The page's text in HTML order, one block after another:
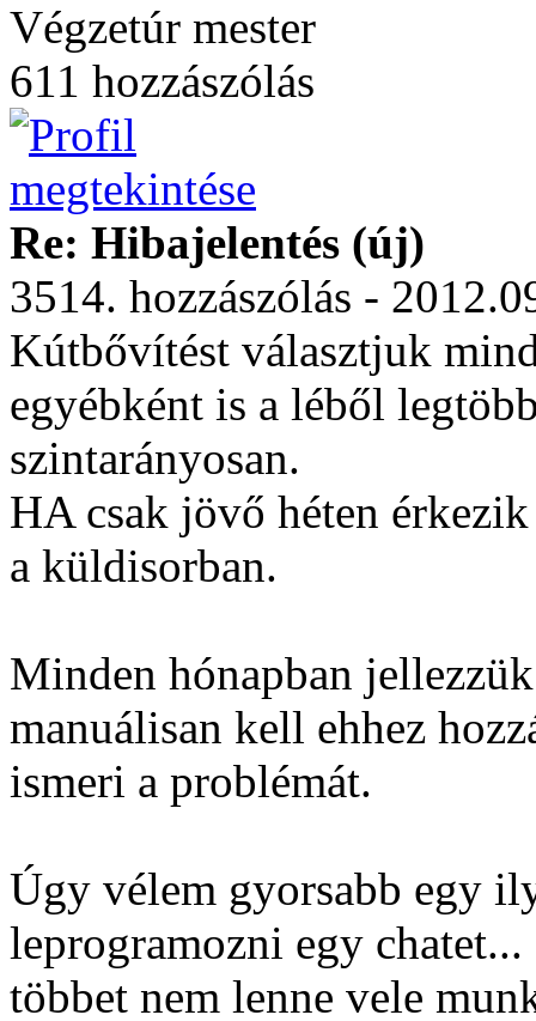
Végzetúr mester
611 hozzászólás
Re: Hibajelentés (új)
3514. hozzászólás -
Kútbővítést választjuk
egyébként is a léből
szintarányosan.
HA csak jövő héten
a küldisorban.
Minden hónapban
manuálisan kell ehhez
ismeri a problémát.
Úgy vélem gyorsabb egy
leprogramozni egy chatet...
többet nem lenne vele